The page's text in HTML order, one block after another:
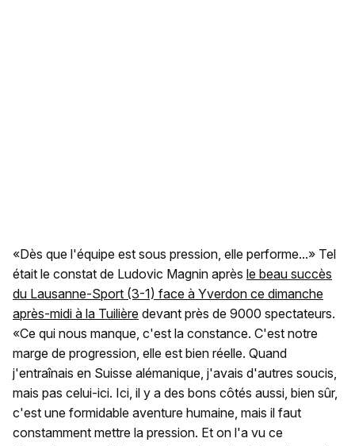
«Dès que l'équipe est sous pression, elle performe...» Tel
était le constat de Ludovic Magnin après le beau succès
du Lausanne-Sport (3-1) face à Yverdon ce dimanche
après-midi à la Tuilière devant près de 9000 spectateurs.
«Ce qui nous manque, c'est la constance. C'est notre
marge de progression, elle est bien réelle. Quand
j'entraînais en Suisse alémanique, j'avais d'autres soucis,
mais pas celui-ici. Ici, il y a des bons côtés aussi, bien sûr,
c'est une formidable aventure humaine, mais il faut
constamment mettre la pression. Et on l'a vu ce